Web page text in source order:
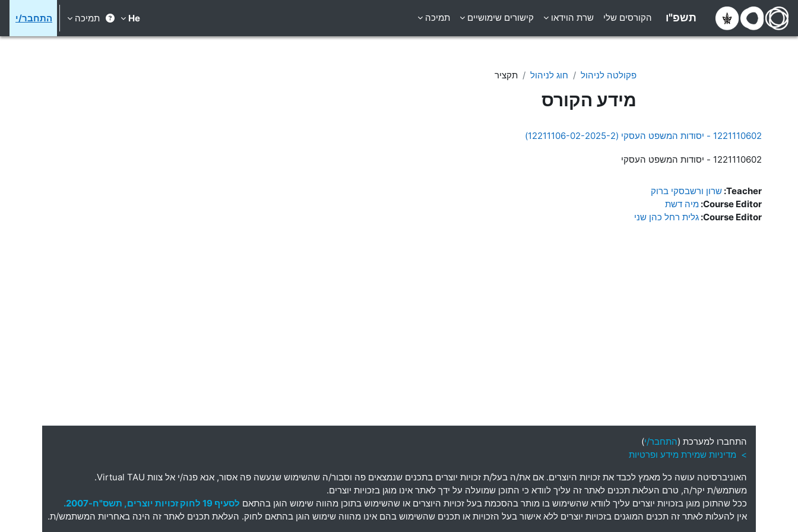
דילוג לתוכן הראשי
תשפ"ו הקורסים שלי שרת הוידאו קישורים שימושיים תמיכה He תמיכה התחבר/י
פקולטה לניהול חוג לניהול תקציר
מידע הקורס
1221110602 - יסודות המשפט העסקי (12211106-02-2025-2)
1221110602 - יסודות המשפט העסקי
Teacher: שרון ורשבסקי ברוק
Course Editor: מיה דשת
Course Editor: גלית רחל כהן שני
התחברו למערכת (התחבר/י)
> מדיניות שמירת מידע ופרטיות
האוניברסיטה עושה כל מאמץ לכבד את זכויות היוצרים. אם את/ה בעל/ת זכויות יוצרים בתכנים שנמצאים פה וסבור/ה שהשימוש שנעשה פה אסור, אנא פנה/י אל צוות Virtual TAU.
משתמש/ת יקר/ה, טרם העלאת תכנים לאתר זה עליך לוודא כי התוכן שמועלה על ידך לאתר אינו מוגן בזכויות יוצרים.
ככל שהתוכן מוגן בזכויות יוצרים עליך לוודא שהשימוש בו מותר בהסכמת בעל זכויות היוצרים או שהשימוש בתוכן מהווה שימוש הוגן בהתאם לסעיף 19 לחוק זכויות יוצרים, תשס"ח-2007.
אין להעלות לאתר זה תכנים המוגנים בזכויות יוצרים ללא אישור בעל הזכויות או תכנים שהשימוש בהם אינו מהווה שימוש הוגן בהתאם לחוק. העלאת תכנים לאתר זה הינה באחריות המשתמש/ת.